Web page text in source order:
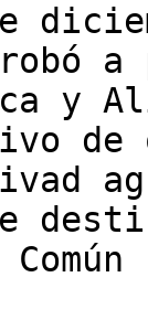
a
y
de